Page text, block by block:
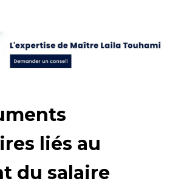
liés au
du salaire